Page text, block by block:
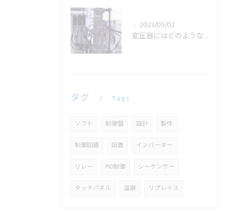
2023/05/02
変圧器にはどのような役割があるの？
タグ Tags
ソフト 制御盤 設計 製作
制御回路 図面 インバーター
リレー PID制御 シーケンサー
タッチパネル 温調 リプレイス